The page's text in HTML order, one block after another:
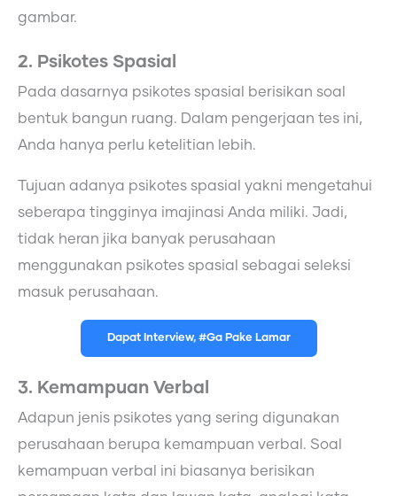
gambar.
2. Psikotes Spasial
Pada dasarnya psikotes spasial berisikan soal
bentuk bangun ruang. Dalam pengerjaan tes ini,
Anda hanya perlu ketelitian lebih.
Tujuan adanya psikotes spasial yakni mengetahui
seberapa tingginya imajinasi Anda miliki. Jadi,
tidak heran jika banyak perusahaan
menggunakan psikotes spasial sebagai seleksi
masuk perusahaan.
Dapat Interview, #Ga Pake Lamar
3. Kemampuan Verbal
Adapun jenis psikotes yang sering digunakan
perusahaan berupa kemampuan verbal. Soal
kemampuan verbal ini biasanya berisikan